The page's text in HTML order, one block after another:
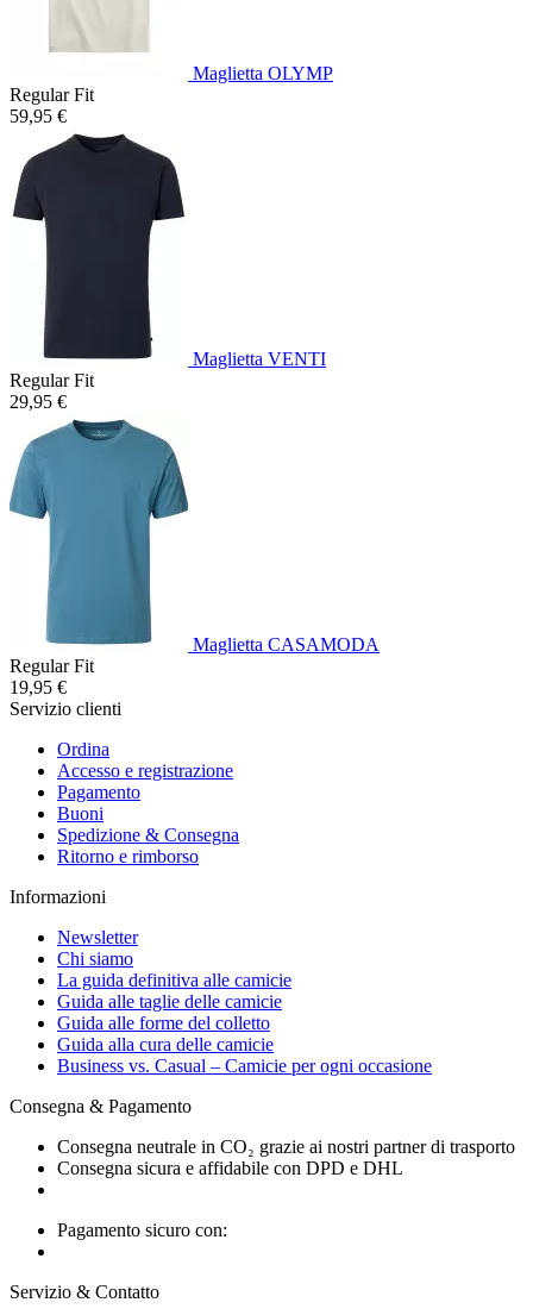
Maglietta OLYMP
Regular Fit
59,95 €
Maglietta VENTI
Regular Fit
29,95 €
Maglietta CASAMODA
Regular Fit
19,95 €
Servizio clienti
Ordina
Accesso e registrazione
Pagamento
Buoni
Spedizione & Consegna
Ritorno e rimborso
Informazioni
Newsletter
Chi siamo
La guida definitiva alle camicie
Guida alle taglie delle camicie
Guida alle forme del colletto
Guida alla cura delle camicie
Business vs. Casual – Camicie per ogni occasione
Consegna & Pagamento
Consegna neutrale in CO₂ grazie ai nostri partner di trasporto
Consegna sicura e affidabile con DPD e DHL
Pagamento sicuro con:
Servizio & Contatto